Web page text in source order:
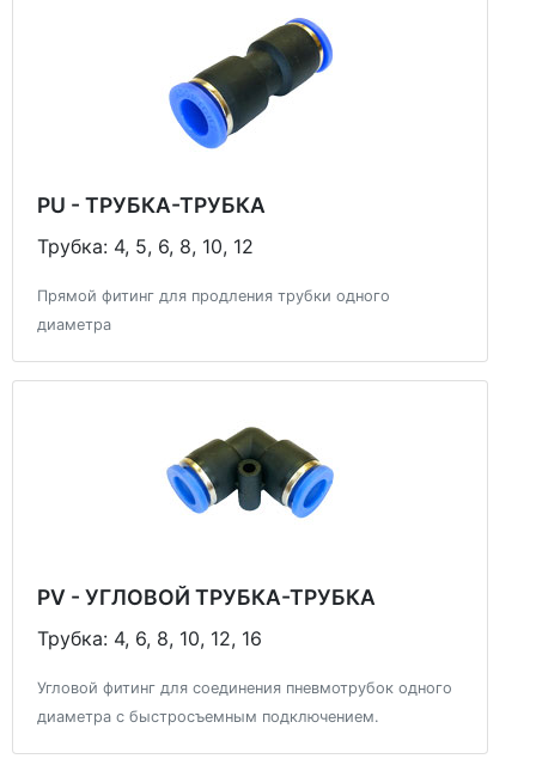
PU - ТРУБКА-ТРУБКА
Трубка: 4, 5, 6, 8, 10, 12
Прямой фитинг для продления трубки одного
диаметра
PV - УГЛОВОЙ ТРУБКА-ТРУБКА
Трубка: 4, 6, 8, 10, 12, 16
Угловой фитинг для соединения пневмотрубок одного
диаметра с быстросъемным подключением.